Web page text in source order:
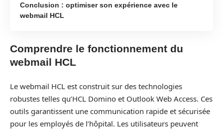
Conclusion : optimiser son expérience avec le
webmail HCL
Comprendre le fonctionnement du
webmail HCL
Le webmail HCL est construit sur des technologies
robustes telles qu’HCL Domino et Outlook Web Access. Ces
outils garantissent une communication rapide et sécurisée
pour les employés de l’hôpital. Les utilisateurs peuvent